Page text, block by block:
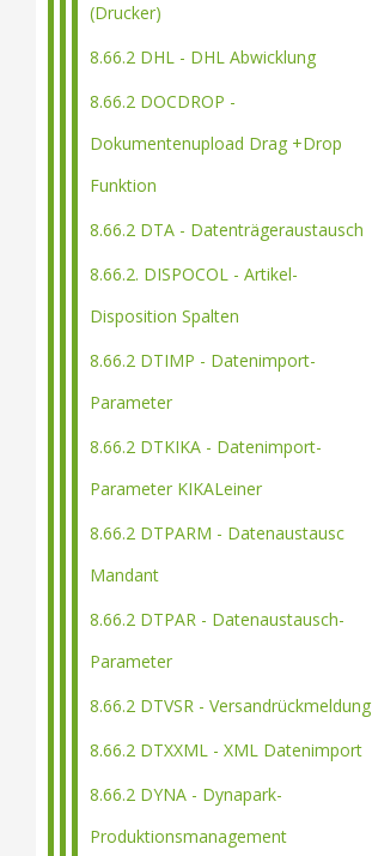
(Drucker)
8.66.2 DHL - DHL Abwicklung
8.66.2 DOCDROP -
Dokumentenupload Drag +Drop
Funktion
8.66.2 DTA - Datenträgeraustausch
8.66.2. DISPOCOL - Artikel-
Disposition Spalten
8.66.2 DTIMP - Datenimport-
Parameter
8.66.2 DTKIKA - Datenimport-
Parameter KIKALeiner
8.66.2 DTPARM - Datenaustausc
Mandant
8.66.2 DTPAR - Datenaustausch-
Parameter
8.66.2 DTVSR - Versandrückmeldung
8.66.2 DTXXML - XML Datenimport
8.66.2 DYNA - Dynapark-
Produktionsmanagement